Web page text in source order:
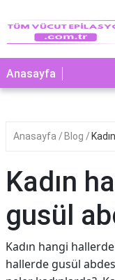
Anasayfa
Anasayfa Blog
Kadın
gusül
Kadın hangi
hallerde gusül